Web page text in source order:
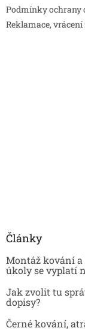
Podmínky ochrany
Reklamace,
Články
Montáž kování
úkoly se vyplatí
Jak zvolit tu
dopisy?
Černé kování,